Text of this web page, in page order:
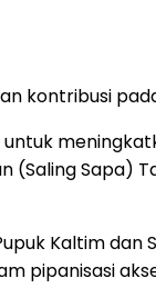
kontribusi
untuk
Sapa)
Kaltim dan
pipanisasi